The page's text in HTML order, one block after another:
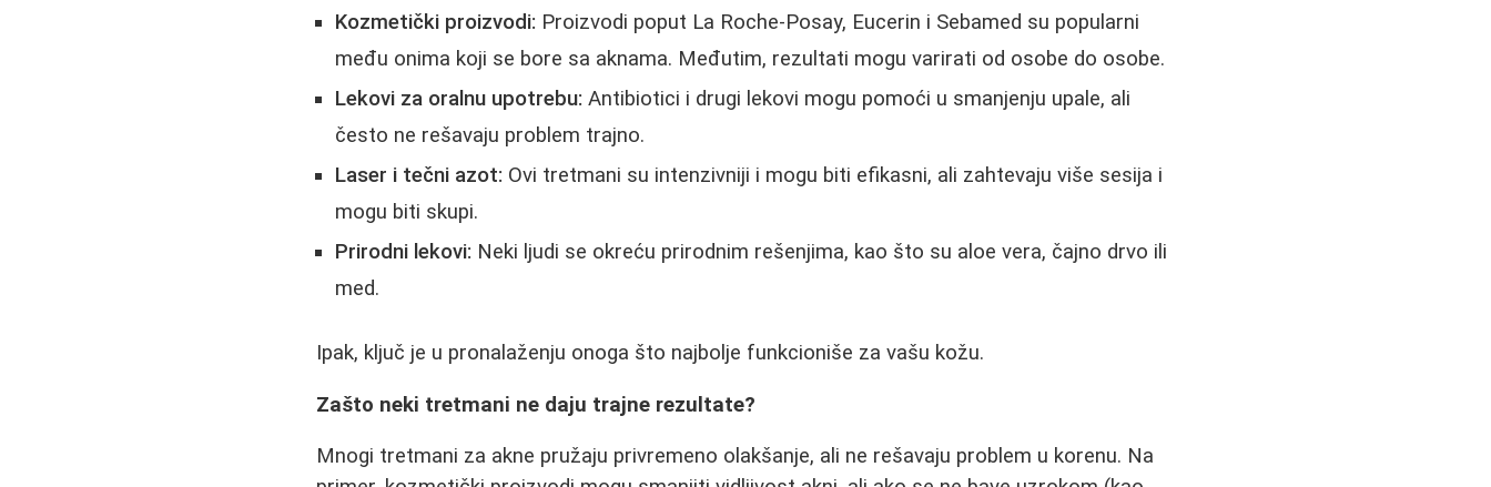
Kozmetički proizvodi: Proizvodi poput La Roche-Posay, Eucerin i Sebamed su popularni
među onima koji se bore sa aknama. Međutim, rezultati mogu varirati od osobe do osobe.
Lekovi za oralnu upotrebu: Antibiotici i drugi lekovi mogu pomoći u smanjenju upale, ali
često ne rešavaju problem trajno.
Laser i tečni azot: Ovi tretmani su intenzivniji i mogu biti efikasni, ali zahtevaju više sesija i
mogu biti skupi.
Prirodni lekovi: Neki ljudi se okreću prirodnim rešenjima, kao što su aloe vera, čajno drvo ili
med.
Ipak, ključ je u pronalaženju onoga što najbolje funkcioniše za vašu kožu.
Zašto neki tretmani ne daju trajne rezultate?
Mnogi tretmani za akne pružaju privremeno olakšanje, ali ne rešavaju problem u korenu. Na